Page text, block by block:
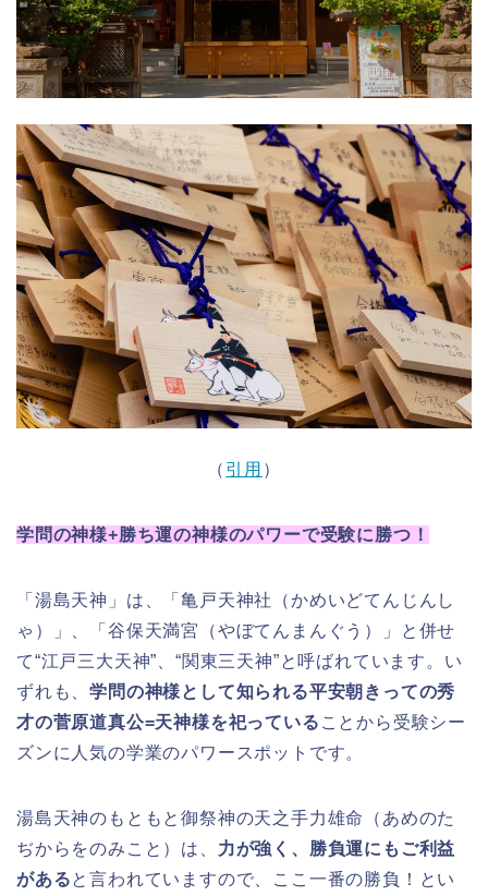
（ 引用 ）
学問の神様+勝ち運の神様のパワーで受験に勝つ！
「湯島天神」は、「亀戸天神社（かめいどてんじんし
ゃ）」、「谷保天満宮（やぼてんまんぐう）」と併せ
て“江戸三大天神”、“関東三天神”と呼ばれています。い
ずれも、学問の神様として知られる平安朝きっての秀
才の菅原道真公=天神様を祀っている ことから受験シー
ズンに人気の学業のパワースポットです。
湯島天神のもともと御祭神の天之手力雄命（あめのた
ぢからをのみこと）は、 力が強く、勝負運にもご利益
があると言われていますので、ここ一番の勝負！とい